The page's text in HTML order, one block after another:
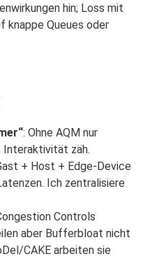
hin; Loss mit
knappe Queues oder
: Ohne AQM nur
Interaktivität zäh.
+ Host + Edge-Device
Ich zentralisiere
Controls
aber Bufferbloat nicht
CAKE arbeiten sie